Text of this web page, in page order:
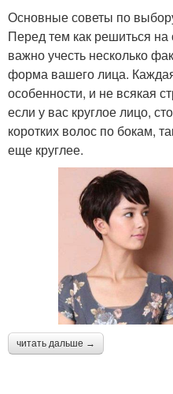
Основные советы по
Перед тем как решиться на
важно учесть несколько
форма вашего лица.
особенности, и не всякая
если у вас круглое лицо,
коротких волос по бокам,
еще круглее.
читать дальше →